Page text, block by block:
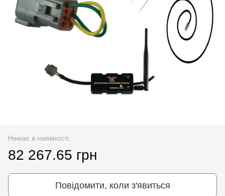
Немає в наявності
82 267.65 грн
Повідомити, коли з'явиться